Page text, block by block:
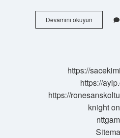
Devamını okuyunKimi
Otu
https://
https://
https://
knight